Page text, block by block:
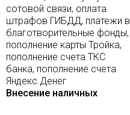
сотовой связи, оплата
штрафов ГИБДД, платежи в
благотворительные фонды,
пополнение карты Тройка,
пополнение счета ТКС
банка, пополнение счета
Яндекс.Денег
Внесение наличных